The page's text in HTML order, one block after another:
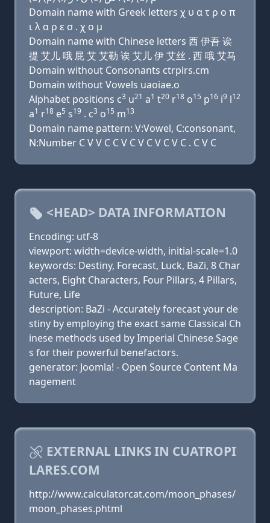
Domain name with Greek letters χ υ α τ ρ ο π
ι λ α ρ ε σ . χ ο μ
Domain name with Chinese letters 西 伊吾 诶
提 艾儿 哦 屁 艾 艾勒 诶 艾儿 伊 艾丝 . 西 哦 艾马
Domain without Consonants ctrplrs.cm
Domain without Vowels uaoiae.o
Alphabet positions c3 u21 a1 t20 r18 o15 p16 i9 l12
a1 r18 e5 s19 . c3 o15 m13
Domain name pattern: V:Vowel, C:consonant,
N:Number C V V C C V C V C V C V C . C V C
<HEAD> DATA INFORMATION
Encoding: utf-8
viewport: width=device-width, initial-scale=1.0
keywords: Destiny, Forecast, Luck, BaZi, 8 Char
acters, Eight Characters, Four Pillars, 4 Pillars,
Future, Life
description: BaZi - Accurately forecast your de
stiny by employing the exact same Classical Ch
inese methods used by Imperial Chinese Sage
s for their powerful benefactors.
generator: Joomla! - Open Source Content Ma
nagement
EXTERNAL LINKS IN CUATROPI
LARES.COM
http://www.calculatorcat.com/moon_phases/
moon_phases.phtml